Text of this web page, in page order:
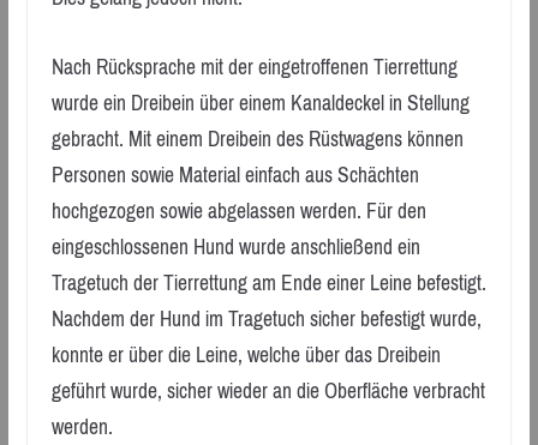
Nach Rücksprache mit der eingetroffenen Tierrettung
wurde ein Dreibein über einem Kanaldeckel in Stellung
gebracht. Mit einem Dreibein des Rüstwagens können
Personen sowie Material einfach aus Schächten
hochgezogen sowie abgelassen werden. Für den
eingeschlossenen Hund wurde anschließend ein
Tragetuch der Tierrettung am Ende einer Leine befestigt.
Nachdem der Hund im Tragetuch sicher befestigt wurde,
konnte er über die Leine, welche über das Dreibein
geführt wurde, sicher wieder an die Oberfläche verbracht
werden.